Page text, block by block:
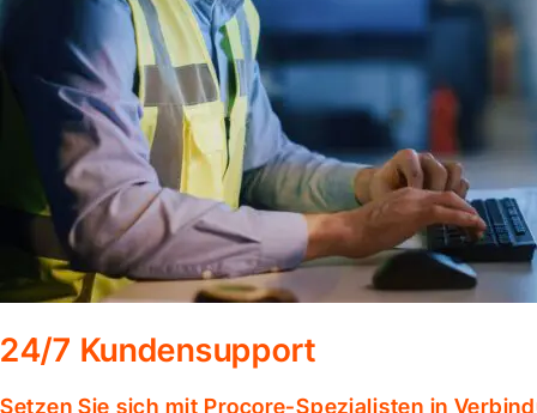
24/7 Kundensupport
Setzen Sie sich mit Procore-Spezialisten in